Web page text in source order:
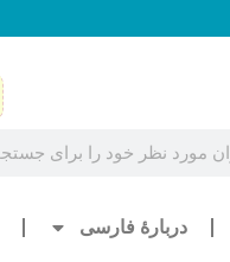
دربارۀ فارسی